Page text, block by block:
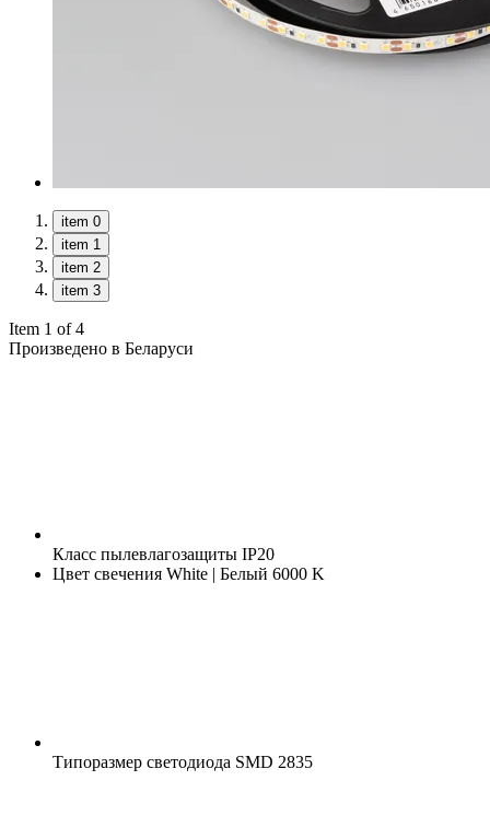
item 0
item 1
item 2
item 3
Item 1 of 4
Произведено в Беларуси
Класс пылевлагозащиты IP20
Цвет свечения White | Белый 6000 K
Типоразмер светодиода SMD 2835